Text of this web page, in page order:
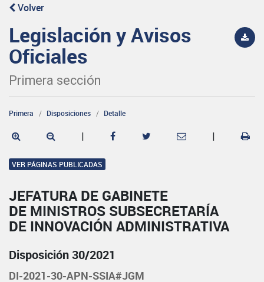
Volver
Legislación y Avisos
Oficiales
Primera sección
Primera Disposiciones Detalle
| |
VER PÁGINAS PUBLICADAS
JEFATURA DE GABINETE
DE MINISTROS SUBSECRETARÍA
DE INNOVACIÓN ADMINISTRATIVA
Disposición 30/2021
DI-2021-30-APN-SSIA#JGM